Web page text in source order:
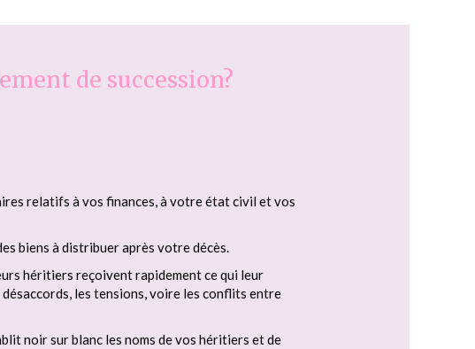
de succession?
relatifs à vos finances, à votre état civil et vos
biens à distribuer après votre décès.
héritiers reçoivent rapidement ce qui leur
désaccords, les tensions, voire les conflits entre
noir sur blanc les noms de vos héritiers et de